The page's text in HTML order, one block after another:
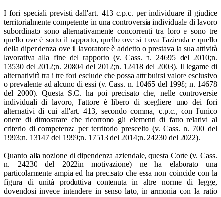
I fori speciali previsti dall'art. 413 c.p.c. per individuare il giudice
territorialmente competente in una controversia individuale di lavoro
subordinato sono alternativamente concorrenti tra loro e sono tre
quello ove è sorto il rapporto, quello ove si trova l'azienda e quello
della dipendenza ove il lavoratore è addetto o prestava la sua attività
lavorativa alla fine del rapporto (v. Cass. n. 24695 del 2010;n.
13530 del 2012;n. 20804 del 2012;n. 12418 del 2003). Il legame di
alternatività tra i tre fori esclude che possa attribuirsi valore esclusivo
o prevalente ad alcuno di essi (v. Cass. n. 10465 del 1998; n. 14678
del 2000). Questa S.C. ha poi precisato che, nelle controversie
individuali di lavoro, l'attore è libero di scegliere uno dei fori
alternativi di cui all'art. 413, secondo comma, c.p.c., con l'unico
onere di dimostrare che ricorrono gli elementi di fatto relativi al
criterio di competenza per territorio prescelto (v. Cass. n. 700 del
1993;n. 13147 del 1999;n. 17513 del 2014;n. 24230 del 2022).
Quanto alla nozione di dipendenza aziendale, questa Corte (v. Cass.
n. 24230 del 2022in motivazione) ne ha elaborato una
particolarmente ampia ed ha precisato che essa non coincide con la
figura di unità produttiva contenuta in altre norme di legge,
dovendosi invece intendere in senso lato, in armonia con la ratio